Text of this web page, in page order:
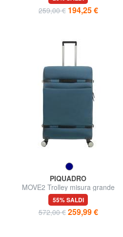
259,00 € 194,25 €
PIQUADRO
MOVE2 Trolley misura grande
55% SALDI
572,00 € 259,99 €